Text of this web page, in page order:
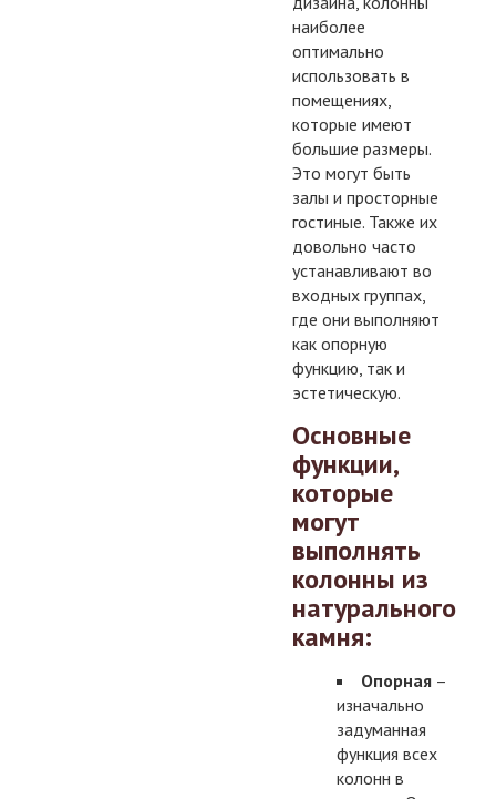
наиболее
оптимально
использовать в
помещениях,
которые имеют
большие размеры.
Это могут быть
залы и просторные
гостиные. Также их
довольно часто
устанавливают во
входных группах,
где они выполняют
как опорную
функцию, так и
эстетическую.
Основные
функции,
которые
могут
выполнять
колонны из
натурального
камня:
Опорная –
изначально
задуманная
функция всех
колонн в